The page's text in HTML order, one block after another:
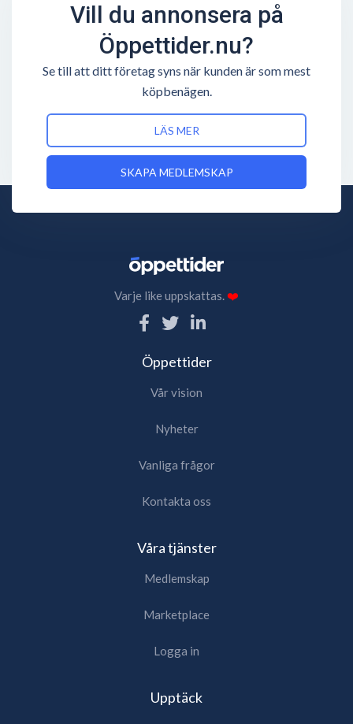
Vill du annonsera på
Öppettider.nu?
Se till att ditt företag syns när kunden är som mest
köpbenägen.
LÄS MER
SKAPA MEDLEMSKAP
Varje like uppskattas.❤️
Öppettider
Vår vision
Nyheter
Vanliga frågor
Kontakta oss
Våra tjänster
Medlemskap
Marketplace
Logga in
Upptäck